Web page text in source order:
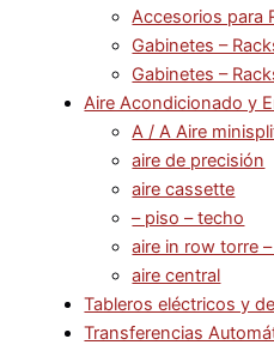
Accesorios para
Gabinetes –
Gabinetes –
Aire Acondicionado y
A / A Aire
aire de precisión
aire cassette
– piso – techo
aire in row torre
aire central
Tableros eléctricos y
Transferencias